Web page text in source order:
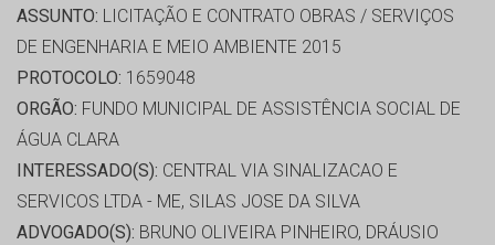
ASSUNTO: LICITAÇÃO E CONTRATO OBRAS / SERVIÇOS
DE ENGENHARIA E MEIO AMBIENTE 2015
PROTOCOLO: 1659048
ORGÃO: FUNDO MUNICIPAL DE ASSISTÊNCIA SOCIAL DE
ÁGUA CLARA
INTERESSADO(S): CENTRAL VIA SINALIZACAO E
SERVICOS LTDA - ME, SILAS JOSE DA SILVA
ADVOGADO(S): BRUNO OLIVEIRA PINHEIRO, DRÁUSIO